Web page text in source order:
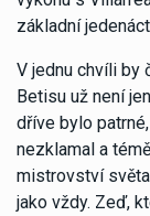
základní
V jednu chvíli by
Betisu už není
dříve bylo
nezklamal a
mistrovství
jako vždy. Zeď,